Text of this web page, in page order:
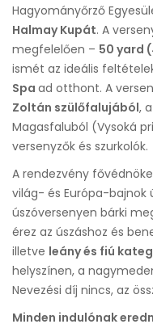
Hagyományőrző
Halmay Kupát. A
megfelelően – 50 yard (
ismét az ideális
Spa ad otthont. A
Zoltán szülőfalujából,
Magasfaluból (Vysoká
versenyzők és szurkolók.
A rendezvény fővédnöke
világ- és Európa-bajnok
úszóversenyen bárki
érez az úszáshoz és
illetve leány és fiú
helyszínen, a
Nevezési díj nincs, az
Minden indulónak